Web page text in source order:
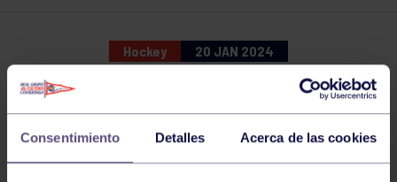
Consentimiento Detalles Acerca de las cookies
Hockey 20 JAN 2024
NOTICIAS RELACIONADAS